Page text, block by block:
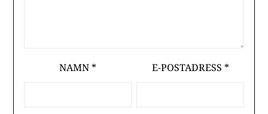
NAMN* E-POSTADRESS *